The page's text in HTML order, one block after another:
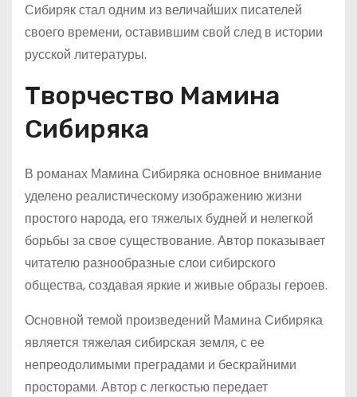
Сибиряк стал одним из величайших писателей
своего времени, оставившим свой след в истории
русской литературы.
Творчество Мамина
Сибиряка
В романах Мамина Сибиряка основное внимание
уделено реалистическому изображению жизни
простого народа, его тяжелых будней и нелегкой
борьбы за свое существование. Автор показывает
читателю разнообразные слои сибирского
общества, создавая яркие и живые образы героев.
Основной темой произведений Мамина Сибиряка
является тяжелая сибирская земля, с ее
непреодолимыми преградами и бескрайними
просторами. Автор с легкостью передает